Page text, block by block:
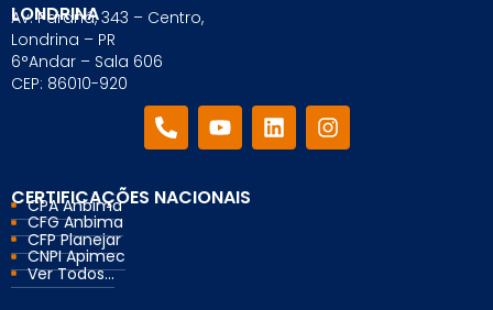
LONDRINA
Av. Paraná, 343 – Centro,
Londrina – PR
6°Andar – Sala 606
CEP: 86010-920
CERTIFICAÇÕES NACIONAIS
CPA Anbima
CFG Anbima
CFP Planejar
CNPI Apimec
Ver Todos...